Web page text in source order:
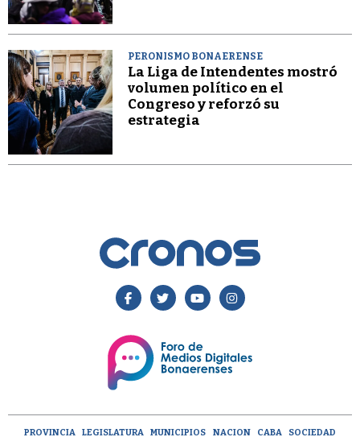
PERONISMO BONAERENSE
La Liga de Intendentes mostró
volumen político en el
Congreso y reforzó su
estrategia
PROVINCIA LEGISLATURA MUNICIPIOS NACION CABA SOCIEDAD